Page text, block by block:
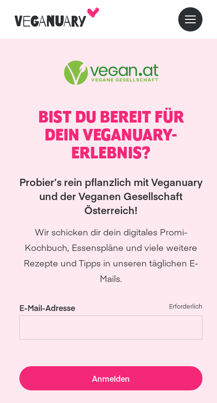
BIST DU BEREIT FÜR
DEIN VEGANUARY-
ERLEBNIS?
Probier’s rein pflanzlich mit Veganuary
und der Veganen Gesellschaft
Österreich!
Wir schicken dir dein digitales Promi-
Kochbuch, Essenspläne und viele weitere
Rezepte und Tipps in unseren täglichen E-
Mails.
E-Mail-Adresse Erforderlich
Anmelden